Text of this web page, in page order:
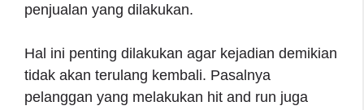
penjualan yang dilakukan.
Hal ini penting dilakukan agar kejadian demikian
tidak akan terulang kembali. Pasalnya
pelanggan yang melakukan hit and run juga